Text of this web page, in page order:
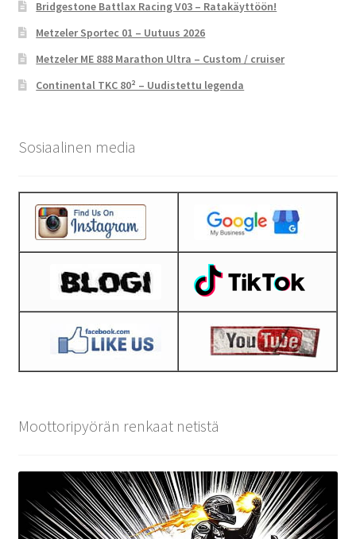
Bridgestone Battlax Racing V03 – Ratakäyttöön!
Metzeler Sportec 01 – Uutuus 2026
Metzeler ME 888 Marathon Ultra – Custom / cruiser
Continental TKC 80² – Uudistettu legenda
Sosiaalinen media
Moottoripyörän renkaat netistä